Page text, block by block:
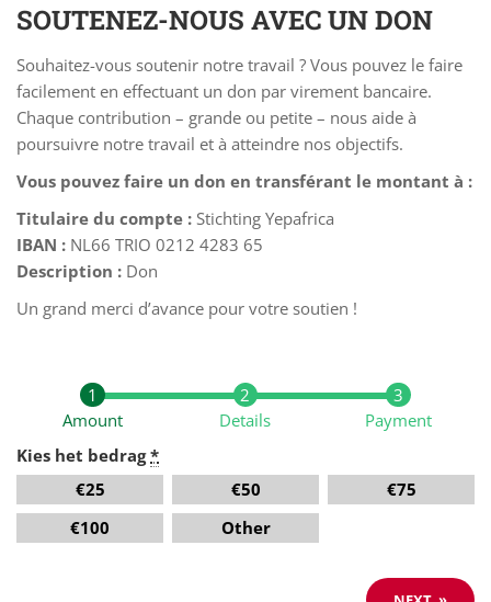
SOUTENEZ-NOUS AVEC UN DON
Souhaitez-vous soutenir notre travail ? Vous pouvez le faire
facilement en effectuant un don par virement bancaire.
Chaque contribution – grande ou petite – nous aide à
poursuivre notre travail et à atteindre nos objectifs.
Vous pouvez faire un don en transférant le montant à :
Titulaire du compte : Stichting Yepafrica
IBAN : NL66 TRIO 0212 4283 65
Description : Don
Un grand merci d’avance pour votre soutien !
Amount Details
Payment
Kies het bedrag*
€25 €50 €75
€100 Other